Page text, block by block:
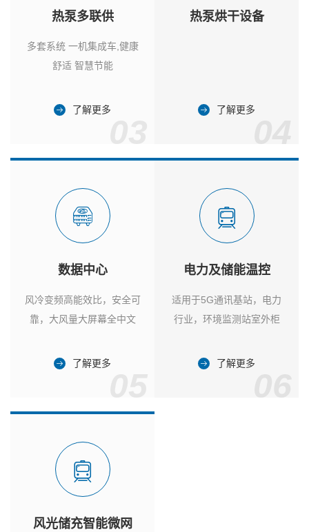
热泵多联供
多套系统 一机集成车,健康
舒适 智慧节能
了解更多
热泵烘干设备
了解更多
数据中心
风冷变频高能效比，安全可
靠，大风量大屏幕全中文
了解更多
电力及储能温控
适用于5G通讯基站，电力
行业，环境监测站室外柜
了解更多
风光储充智能微网